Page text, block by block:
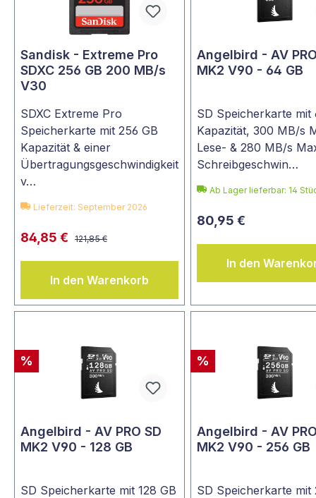
Sandisk - Extreme Pro
SDXC 256 GB 200 MB/s
V30
SDXC Extreme Pro
Speicherkarte mit 256 GB
Kapazität & einer
Übertragungsgeschwindigkeit
v…
Lieferzeit: September 2026
84,85 € 121,85 €
In den Warenkorb
Angelbird - AV
MK2 V90 - 64 GB
SD Speicherkarte mit
Kapazität, 300 MB/s
Lese- & 280 MB/s
Schreibgeschwin…
Ab Lager lieferbar: 14
80,95 €
In den
%
Angelbird - AV PRO SD
MK2 V90 - 128 GB
SD Speicherkarte mit 128 GB
%
Angelbird - AV
MK2 V90 - 256 GB
SD Speicherkarte mit